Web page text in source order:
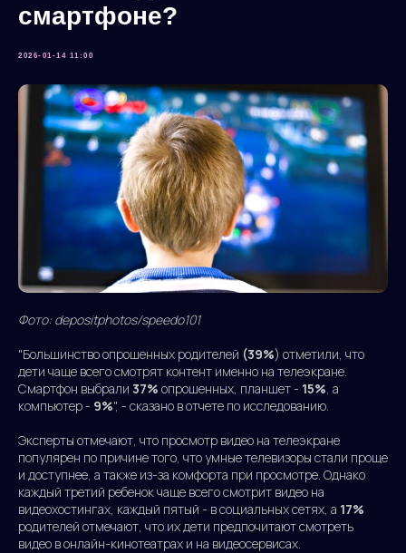
смартфоне?
2026-01-14 11:00
Фото: depositphotos/speedo101
"Большинство опрошенных родителей (39%) отметили, что
дети чаще всего смотрят контент именно на телеэкране.
Смартфон выбрали 37% опрошенных, планшет - 15% , а
компьютер - 9%", - сказано в отчете по исследованию.
Эксперты отмечают, что просмотр видео на телеэкране
популярен по причине того, что умные телевизоры стали проще
и доступнее, а также из-за комфорта при просмотре. Однако
каждый третий ребенок чаще всего смотрит видео на
видеохостингах, каждый пятый - в социальных сетях, а 17%
родителей отмечают, что их дети предпочитают смотреть
видео в онлайн-кинотеатрах и на видеосервисах.